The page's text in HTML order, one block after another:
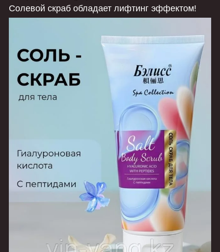
Солевой скраб обладает лифтинг эффектом!